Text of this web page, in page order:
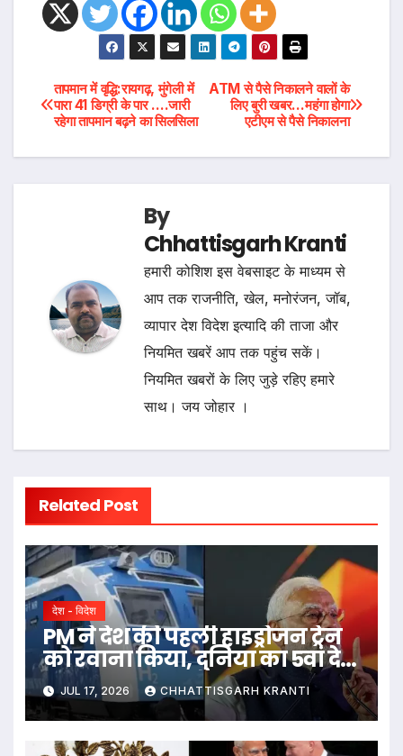
Post
navigation
ATM से पैसे निकालने वालों के
लिए बुरी खबर…महंगा होगा
एटीएम से पैसे निकालना
तापमान में वृद्धि:रायगढ़, मुंगेली में
पारा 41 डिग्री के पार ….जारी
रहेगा तापमान बढ़ने का सिलसिला
By
Chhattisgarh Kranti
हमारी कोशिश इस वेबसाइट के माध्यम से
आप तक राजनीति, खेल, मनोरंजन, जॉब,
व्यापार देश विदेश इत्यादि की ताजा और
नियमित खबरें आप तक पहुंच सकें।
नियमित खबरों के लिए जुड़े रहिए हमारे
साथ। जय जोहार ।
Related Post
देश - विदेश
PM ने देश की पहली हाइड्रोजन ट्रेन
को रवाना किया, दुनिया का 5वां देश
बना भारत
JUL 17, 2026 CHHATTISGARH KRANTI